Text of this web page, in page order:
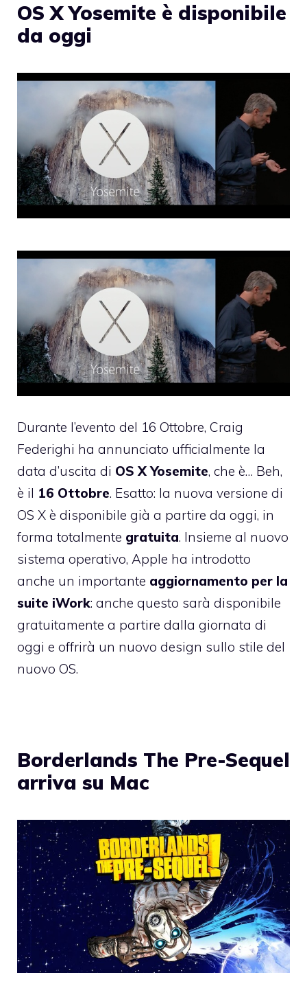
OS X Yosemite è disponibile
da oggi
Durante l’evento del 16 Ottobre, Craig
Federighi ha annunciato ufficialmente la
data d’uscita di OS X Yosemite, che è… Beh,
è il 16 Ottobre. Esatto: la nuova versione di
OS X è disponibile già a partire da oggi, in
forma totalmente gratuita. Insieme al nuovo
sistema operativo, Apple ha introdotto
anche un importante aggiornamento per la
suite iWork: anche questo sarà disponibile
gratuitamente a partire dalla giornata di
oggi e offrirà un nuovo design sullo stile del
nuovo OS.
Borderlands The Pre-Sequel
arriva su Mac